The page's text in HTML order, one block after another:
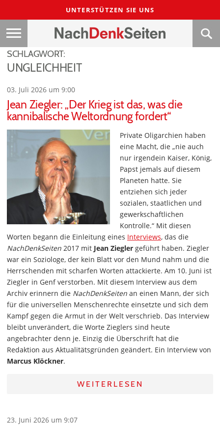
UNTERSTÜTZEN SIE UNS
SCHLAGWORT:
UNGLEICHHEIT
03. Juli 2026 um 9:00
Jean Ziegler: „Der Krieg ist das, was die
kannibalische Weltordnung fordert“
Private Oligarchien haben
eine Macht, die „nie auch
nur irgendein Kaiser, König,
Papst jemals auf diesem
Planeten hatte. Sie
entziehen sich jeder
sozialen, staatlichen und
gewerkschaftlichen
Kontrolle.“ Mit diesen
Worten begann die Einleitung eines Interviews, das die
NachDenkSeiten 2017 mit Jean Ziegler geführt haben. Ziegler
war ein Soziologe, der kein Blatt vor den Mund nahm und die
Herrschenden mit scharfen Worten attackierte. Am 10. Juni ist
Ziegler in Genf verstorben. Mit diesem Interview aus dem
Archiv erinnern die NachDenkSeiten an einen Mann, der sich
für die universellen Menschenrechte einsetzte und sich dem
Kampf gegen die Armut in der Welt verschrieb. Das Interview
bleibt unverändert, die Worte Zieglers sind heute
angebrachter denn je. Einzig die Überschrift hat die
Redaktion aus Aktualitätsgründen geändert. Ein Interview von
Marcus Klöckner.
WEITERLESEN
23. Juni 2026 um 9:07